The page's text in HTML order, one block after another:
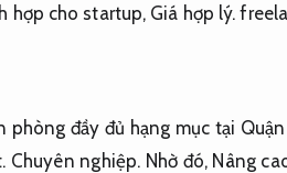
hợp cho startup, Giá hợp lý.
phòng đầy đủ hạng mục tại
Chuyên nghiệp. Nhờ đó, Nâng